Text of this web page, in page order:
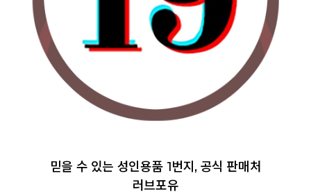
믿을 수 있는 성인용품 1번지, 공식 판매처
러브포유